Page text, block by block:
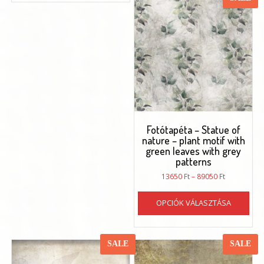
több
variációja
van.
változatok
termékoldalon
választhatók
van.
A
a
ki
Fotótapéta – Statue of
nature – plant motif with
green leaves with grey
patterns
13650 Ft– 89050 Ft
89050 Ft
OPCIÓK VÁLASZTÁSA
van.
SALE
SALE